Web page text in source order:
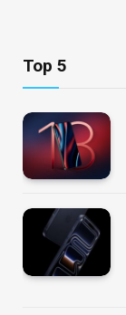
Top 5